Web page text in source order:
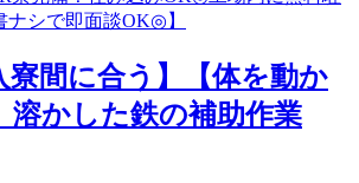
寮間に合う】【体を動か
溶かした鉄の補助作業